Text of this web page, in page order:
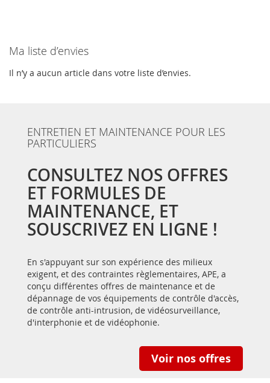
Ma liste d’envies
Il n’y a aucun article dans votre liste d’envies.
ENTRETIEN ET MAINTENANCE POUR LES
PARTICULIERS
CONSULTEZ NOS OFFRES
ET FORMULES DE
MAINTENANCE, ET
SOUSCRIVEZ EN LIGNE !
En s'appuyant sur son expérience des milieux
exigent, et des contraintes règlementaires, APE, a
conçu différentes offres de maintenance et de
dépannage de vos équipements de contrôle d'accès,
de contrôle anti-intrusion, de vidéosurveillance,
d'interphonie et de vidéophonie.
Voir nos offres